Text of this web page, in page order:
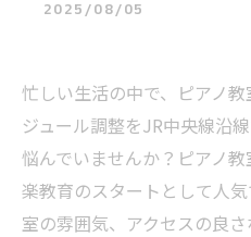
2025/08/05
忙しい生活の中で、ピアノ
ジュール調整をJR中央線沿
悩んでいませんか？ピアノ
楽教育のスタートとして人
室の雰囲気、アクセスの良